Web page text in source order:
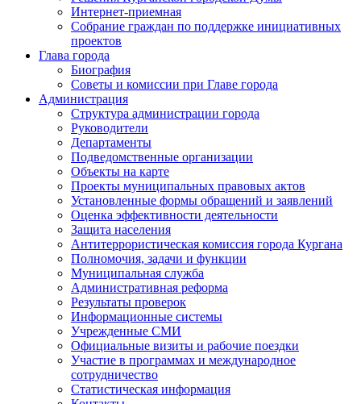
Интернет-приемная
Собрание граждан по поддержке инициативных
проектов
Глава города
Биография
Советы и комиссии при Главе города
Администрация
Структура администрации города
Руководители
Департаменты
Подведомственные организации
Объекты на карте
Проекты муниципальных правовых актов
Установленные формы обращений и заявлений
Оценка эффективности деятельности
Защита населения
Антитеррористическая комиссия города Кургана
Полномочия, задачи и функции
Муниципальная служба
Административная реформа
Результаты проверок
Информационные системы
Учрежденные СМИ
Официальные визиты и рабочие поездки
Участие в программах и международное
сотрудничество
Статистическая информация